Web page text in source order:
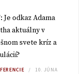
Je odkaz Adama
aktuálny v
svete kríz a
10. JÚNA